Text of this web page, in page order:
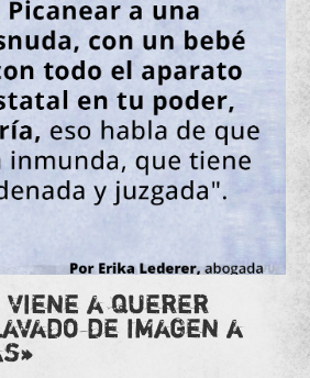
a querer
de imagen a